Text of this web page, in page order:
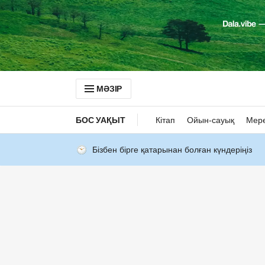
МӘЗІР
БОС УАҚЫТ Кітап Ойын-сауық
Бізбен бірге қатарынан болған күндеріңіз